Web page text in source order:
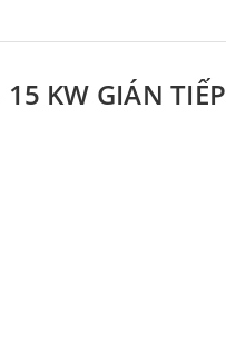
KW GIÁN TIẾP